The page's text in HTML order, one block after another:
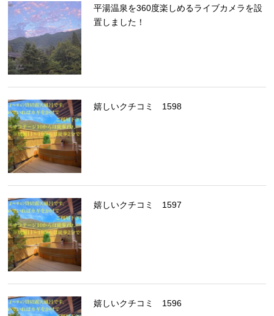
平湯温泉を360度楽しめるライブカメラを設
置しました！
嬉しいクチコミ 1598
嬉しいクチコミ 1597
嬉しいクチコミ 1596